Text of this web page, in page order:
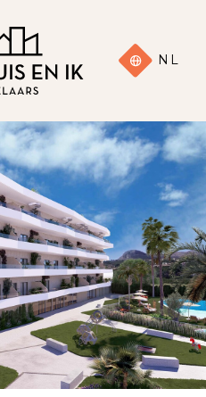
NL
16 foto's